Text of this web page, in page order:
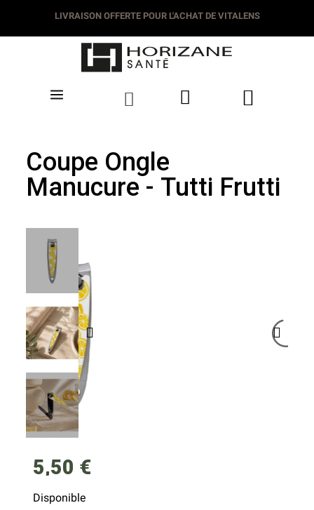
LIVRAISON DÈS 3.50€
Coupe Ongle
Manucure - Tutti Frutti
5,50 €
Disponible